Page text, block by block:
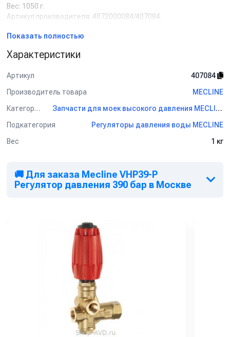
Вес: 1050 г.
Артикул производителя: 4072000084/407084.
Показать полностью
Характеристики
Артикул
407084
Производитель товара
MECLINE
Категория
Запчасти для моек высокого давления MECLINE
Подкатегория
Регуляторы давления воды MECLINE
Вес
1 кг
🚚 Для заказа Mecline VHP39-P
Регулятор давления 390 бар в Москве